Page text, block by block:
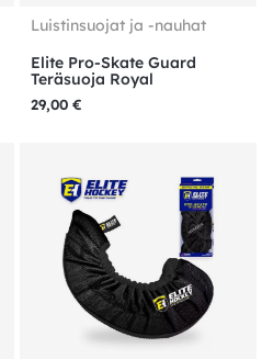
Luistinsuojat ja -nauhat
Elite Pro-Skate Guard
Teräsuoja Royal
29,00 €